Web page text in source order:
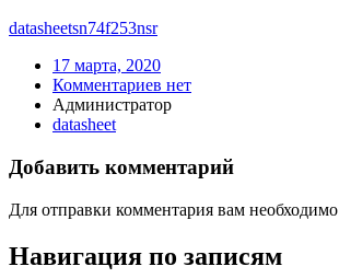
datasheetsn74f253nsr
17 марта, 2020
Комментариев нет
Администратор
datasheet
Добавить комментарий
Для отправки комментария вам необходимо
Навигация по записям